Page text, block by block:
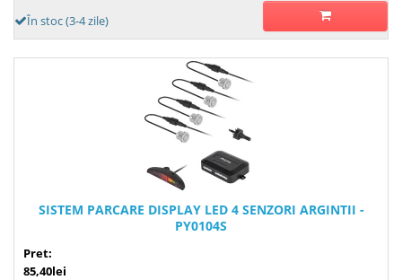
În stoc (3-4 zile)
SISTEM PARCARE DISPLAY LED 4 SENZORI ARGINTII -
PY0104S
Pret:
85,40lei